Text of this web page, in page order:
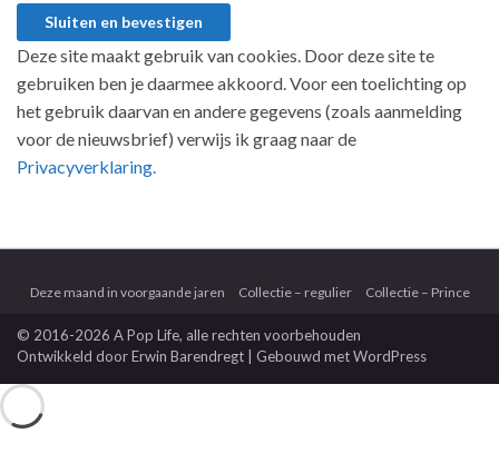
Deze site maakt gebruik van cookies. Door deze site te
gebruiken ben je daarmee akkoord. Voor een toelichting op
het gebruik daarvan en andere gegevens (zoals aanmelding
voor de nieuwsbrief) verwijs ik graag naar de
Privacyverklaring.
Deze maand in voorgaande jaren Collectie – regulier Collectie – Prince
© 2016-2026 A Pop Life, alle rechten voorbehouden
Ontwikkeld doorErwin Barendregt | Gebouwd metWordPress